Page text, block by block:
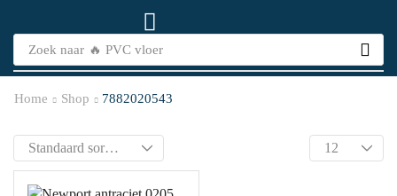
Zoek naar 🔥 PVC vloer
Home Shop 7882020543